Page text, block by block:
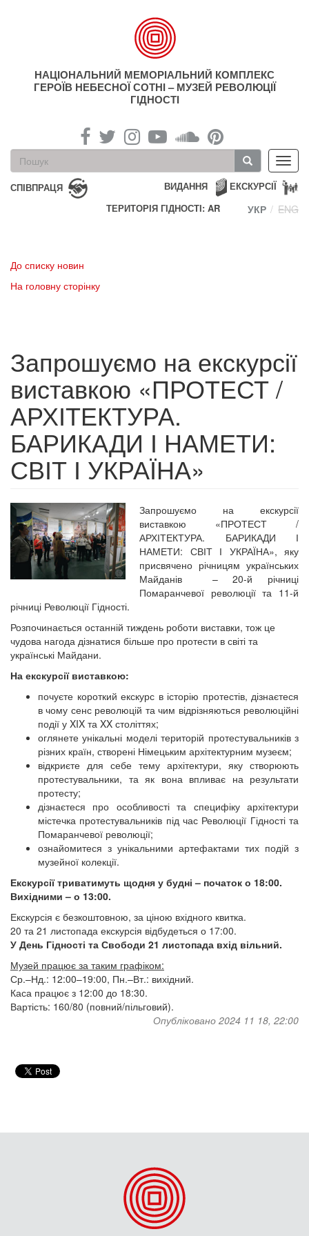
НАЦІОНАЛЬНИЙ МЕМОРІАЛЬНИЙ КОМПЛЕКС
ГЕРОЇВ НЕБЕСНОЇ СОТНІ – МУЗЕЙ РЕВОЛЮЦІЇ
ГІДНОСТІ
Пошукова
форма
Пошук
СПІВПРАЦЯ ЕКСКУРСІЇ
ВИДАННЯ
ТЕРИТОРІЯ ГІДНОСТІ: AR
УКР ENG
До списку новин
На головну сторінку
Запрошуємо на екскурсії
виставкою «ПРОТЕСТ /
АРХІТЕКТУРА.
БАРИКАДИ І НАМЕТИ:
СВІТ І УКРАЇНА»
Запрошуємо на екскурсії
виставкою «ПРОТЕСТ /
АРХІТЕКТУРА. БАРИКАДИ І
НАМЕТИ: СВІТ І УКРАЇНА», яку
присвячено річницям українських
Майданів – 20-й річниці
Помаранчевої революції та 11-й
річниці Революції Гідності.
Розпочинається останній тиждень роботи виставки, тож це
чудова нагода дізнатися більше про протести в світі та
українські Майдани.
На екскурсії виставкою:
почуєте короткий екскурс в історію протестів, дізнаєтеся
в чому сенс революцій та чим відрізняються революційні
події у XIX та XX століттях;
оглянете унікальні моделі територій протестувальників з
різних країн, створені Німецьким архітектурним музеєм;
відкриєте для себе тему архітектури, яку створюють
протестувальники, та як вона впливає на результати
протесту;
дізнаєтеся про особливості та специфіку архітектури
містечка протестувальників під час Революції Гідності та
Помаранчевої революції;
ознайомитеся з унікальними артефактами тих подій з
музейної колекції.
Екскурсії триватимуть щодня у будні – початок о 18:00.
Вихідними – о 13:00.
Екскурсія є безкоштовною, за ціною вхідного квитка.
20 та 21 листопада екскурсія відбудеться о 17:00.
У День Гідності та Свободи 21 листопада вхід вільний.
Музей працює за таким графіком:
Ср.–Нд.: 12:00–19:00, Пн.–Вт.: вихідний.
Каса працює з 12:00 до 18:30.
Вартість: 160/80 (повний/пільговий).
Опубліковано 2024 11 18, 22:00